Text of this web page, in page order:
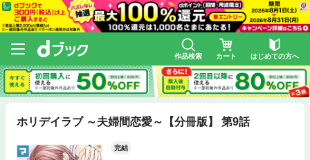
作品検索 カート はじめての方へ
ホリデイラブ ～夫婦間恋愛～【分冊版】 第9話
完結